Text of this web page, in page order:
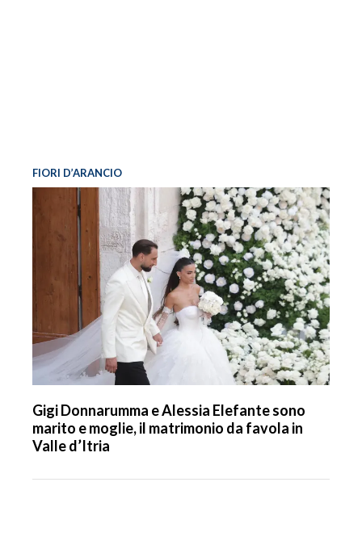
FIORI D’ARANCIO
Gigi Donnarumma e Alessia Elefante sono
marito e moglie, il matrimonio da favola in
Valle d’Itria